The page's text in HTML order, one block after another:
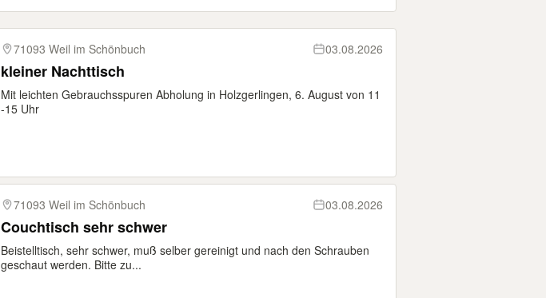
71093 Weil im Schönbuch 03.08.2026
kleiner Nachttisch
Mit leichten Gebrauchsspuren Abholung in Holzgerlingen, 6. August von 11
-15 Uhr
71093 Weil im Schönbuch 03.08.2026
Couchtisch sehr schwer
Beistelltisch, sehr schwer, muß selber gereinigt und nach den Schrauben
geschaut werden. Bitte zu...